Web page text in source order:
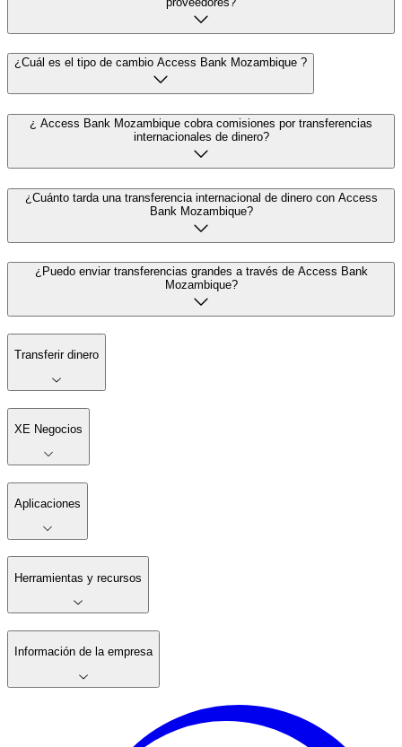
¿Cuál es el tipo de cambio Access Bank Mozambique ?
¿ Access Bank Mozambique cobra comisiones por transferencias
internacionales de dinero?
¿Cuánto tarda una transferencia internacional de dinero con Access
Bank Mozambique?
¿Puedo enviar transferencias grandes a través de Access Bank
Mozambique?
Transferir dinero
XE Negocios
Aplicaciones
Herramientas y recursos
Información de la empresa